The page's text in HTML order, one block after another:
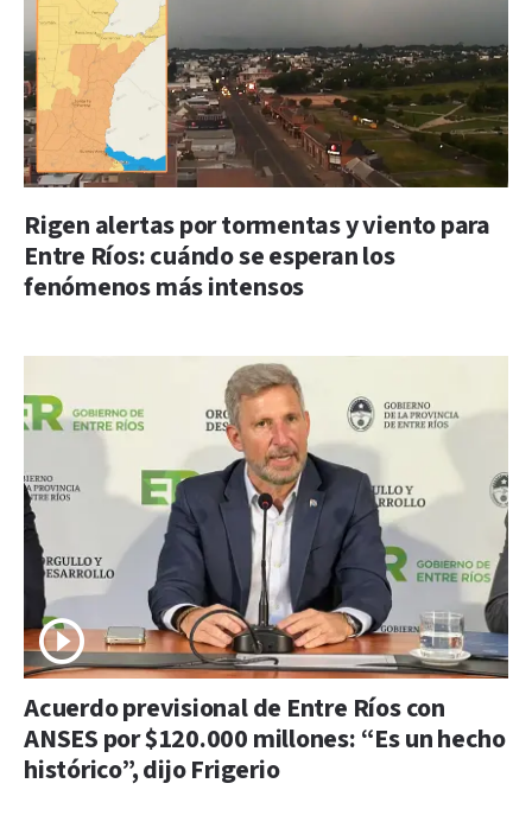
Rigen alertas por tormentas y viento para
Entre Ríos: cuándo se esperan los
fenómenos más intensos
Acuerdo previsional de Entre Ríos con
ANSES por $120.000 millones: “Es un hecho
histórico”, dijo Frigerio